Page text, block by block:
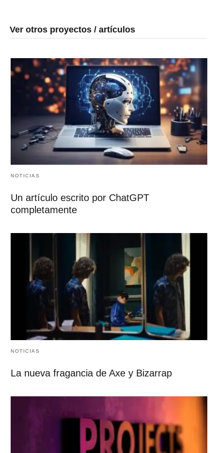
Ver otros proyectos / artículos
NOTICIAS
Un artículo escrito por ChatGPT
completamente
NOTICIAS
La nueva fragancia de Axe y Bizarrap